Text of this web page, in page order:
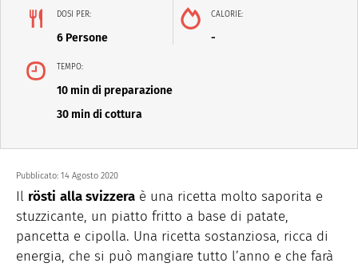
DOSI PER:
6 Persone
CALORIE:
-
TEMPO:
10 min di preparazione
30 min di cottura
Pubblicato: 14 Agosto 2020
Il rösti alla svizzera è una ricetta molto saporita e
stuzzicante, un piatto fritto a base di patate,
pancetta e cipolla. Una ricetta sostanziosa, ricca di
energia, che si può mangiare tutto l’anno e che farà